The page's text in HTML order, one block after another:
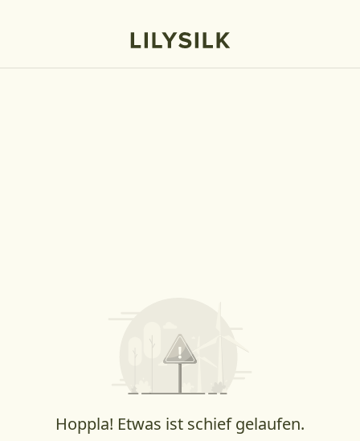
Hoppla! Etwas ist schief gelaufen.